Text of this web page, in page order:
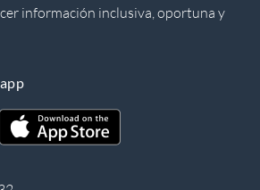
información inclusiva, oportuna y